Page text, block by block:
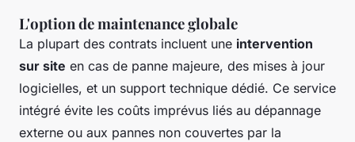
L'option de maintenance globale
La plupart des contrats incluent une intervention
sur site en cas de panne majeure, des mises à jour
logicielles, et un support technique dédié. Ce service
intégré évite les coûts imprévus liés au dépannage
externe ou aux pannes non couvertes par la